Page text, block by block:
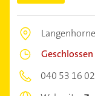
Geschlossen
040 53 16